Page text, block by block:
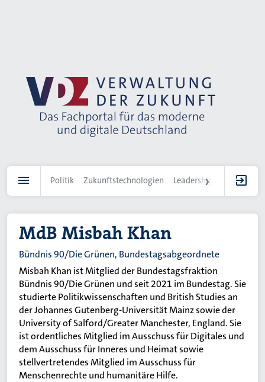
Politik Zukunftstechnologien Leadership IT-
MdB Misbah Khan
Bündnis 90/Die Grünen, Bundestagsabgeordnete
Misbah Khan ist Mitglied der Bundestagsfraktion
Bündnis 90/Die Grünen und seit 2021 im Bundestag. Sie
studierte Politikwissenschaften und British Studies an
der Johannes Gutenberg-Universität Mainz sowie der
University of Salford/Greater Manchester, England. Sie
ist ordentliches Mitglied im Ausschuss für Digitales und
dem Ausschuss für Inneres und Heimat sowie
stellvertretendes Mitglied im Ausschuss für
Menschenrechte und humanitäre Hilfe.